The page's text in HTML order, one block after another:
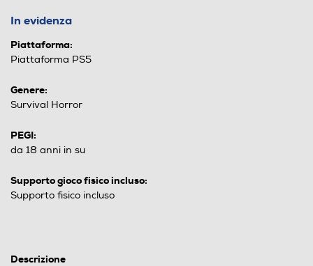
In evidenza
Piattaforma:
Piattaforma PS5
Genere:
Survival Horror
PEGI:
da 18 anni in su
Supporto gioco fisico incluso:
Supporto fisico incluso
Descrizione